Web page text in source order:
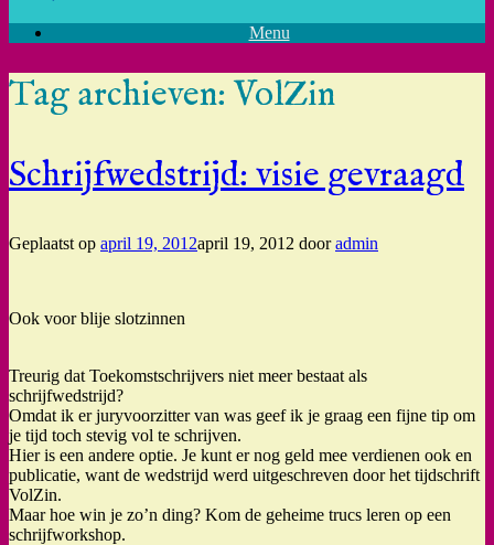
Menu
Tag archieven:VolZin
Schrijfwedstrijd: visie gevraagd
Geplaatst op april 19, 2012april 19, 2012 dooradmin
Ook voor blije slotzinnen
Treurig dat Toekomstschrijvers niet meer bestaat als
schrijfwedstrijd?
Omdat ik er juryvoorzitter van was geef ik je graag een fijne tip om
je tijd toch stevig vol te schrijven.
Hier is een andere optie. Je kunt er nog geld mee verdienen ook en
publicatie, want de wedstrijd werd uitgeschreven door het tijdschrift
VolZin.
Maar hoe win je zo’n ding? Kom de geheime trucs leren op een
schrijfworkshop.